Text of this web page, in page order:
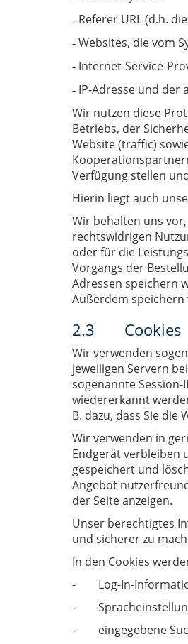
- Referer URL (d.h.
- Websites, die vom
- Internet-Service-
- IP-Adresse und der
Wir nutzen diese
Betriebs, der
Website (traffic)
Verfügung stellen
Hierin liegt auch
Wir behalten uns
rechtswidrigen
oder für die
Vorgangs der
Adressen speichern
Außerdem speichern
2.3 Cookies
Wir verwenden
jeweiligen Servern
sogenannte
wiedererkannt
B. dazu, dass Sie
Wir verwenden in
Endgerät verbleiben
gespeichert und
Angebot
der Seite anzeigen.
Unser berechtigtes
und sicherer zu
In den Cookies
- Log-In-
-
- eingegebene